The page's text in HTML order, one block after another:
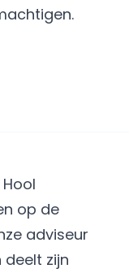
op de
adviseur
deelt zijn